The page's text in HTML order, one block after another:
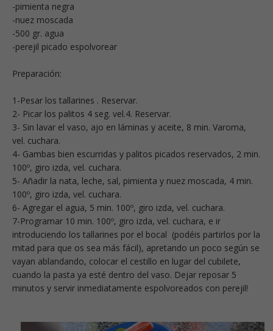
-pimienta negra
-nuez moscada
-500 gr. agua
-perejil picado espolvorear
Preparación:
1-Pesar los tallarines . Reservar.
2- Picar los palitos 4 seg. vel.4. Reservar.
3- Sin lavar el vaso, ajo en láminas y aceite, 8 min. Varoma,
vel. cuchara.
4- Gambas bien escurridas y palitos picados reservados, 2 min.
100º, giro izda, vel. cuchara.
5- Añadir la nata, leche, sal, pimienta y nuez moscada, 4 min.
100º, giro izda, vel. cuchara.
6- Agregar el agua, 5 min. 100º, giro izda, vel. cuchara.
7-Programar 10 min. 100º, giro izda, vel. cuchara, e ir
introduciendo los tallarines por el bocal (podéis partirlos por la
mitad para que os sea más fácil), apretando un poco según se
vayan ablandando, colocar el cestillo en lugar del cubilete,
cuando la pasta ya esté dentro del vaso. Dejar reposar 5
minutos y servir inmediatamente espolvoreados con perejil!